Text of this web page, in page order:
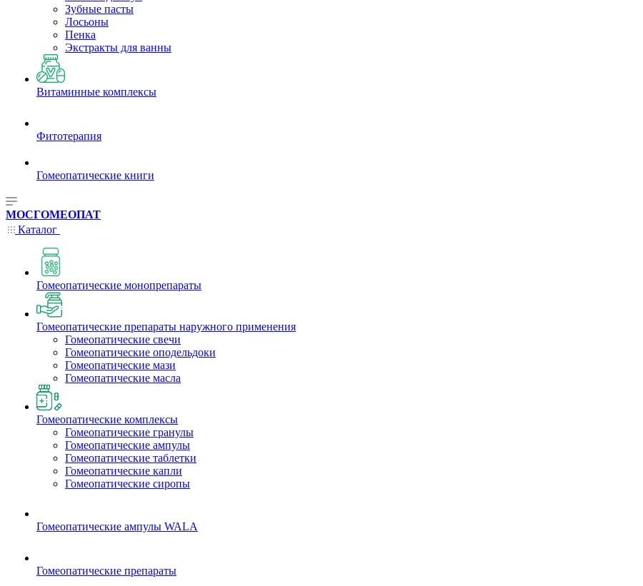
Зубные пасты
Лосьоны
Пенка
Экстракты для ванны
Витаминные комплексы
Фитотерапия
Гомеопатические книги
МОСГОМЕОПАТ
Каталог
Гомеопатические монопрепараты
Гомеопатические препараты наружного применения
Гомеопатические свечи
Гомеопатические оподельдоки
Гомеопатические мази
Гомеопатические масла
Гомеопатические комплексы
Гомеопатические гранулы
Гомеопатические ампулы
Гомеопатические таблетки
Гомеопатические капли
Гомеопатические сиропы
Гомеопатические ампулы WALA
Гомеопатические препараты